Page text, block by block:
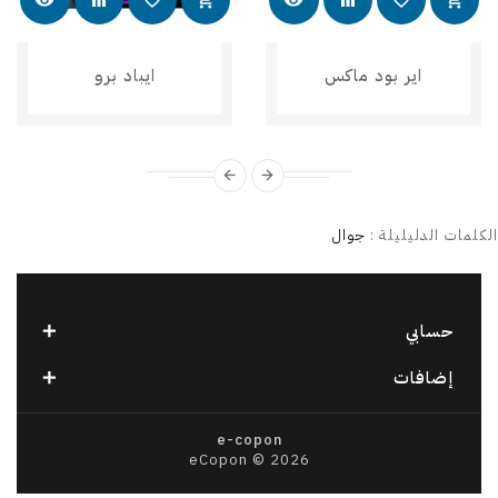
اير بود ماكس ايباد برو
arrow_back arrow_forward
الكلمات الدليليلة : جوال
حسابي
إضافات
e-copon
eCopon © 2026